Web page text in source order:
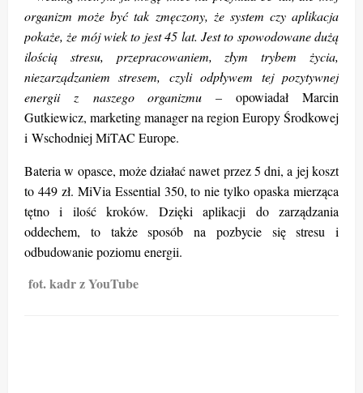
organizm może być tak zmęczony, że system czy aplikacja
pokaże, że mój wiek to jest 45 lat. Jest to spowodowane dużą
ilością stresu, przepracowaniem, złym trybem życia,
niezarządzaniem stresem, czyli odpływem tej pozytywnej
energii z naszego organizmu –opowiadał Marcin
Gutkiewicz, marketing manager na region Europy Środkowej
i Wschodniej MiTAC Europe.
Bateria w opasce, może działać nawet przez 5 dni, a jej koszt
to 449 zł. MiVia Essential 350, to nie tylko opaska mierząca
tętno i ilość kroków. Dzięki aplikacji do zarządzania
oddechem, to także sposób na pozbycie się stresu i
odbudowanie poziomu energii.
fot. kadr z YouTube